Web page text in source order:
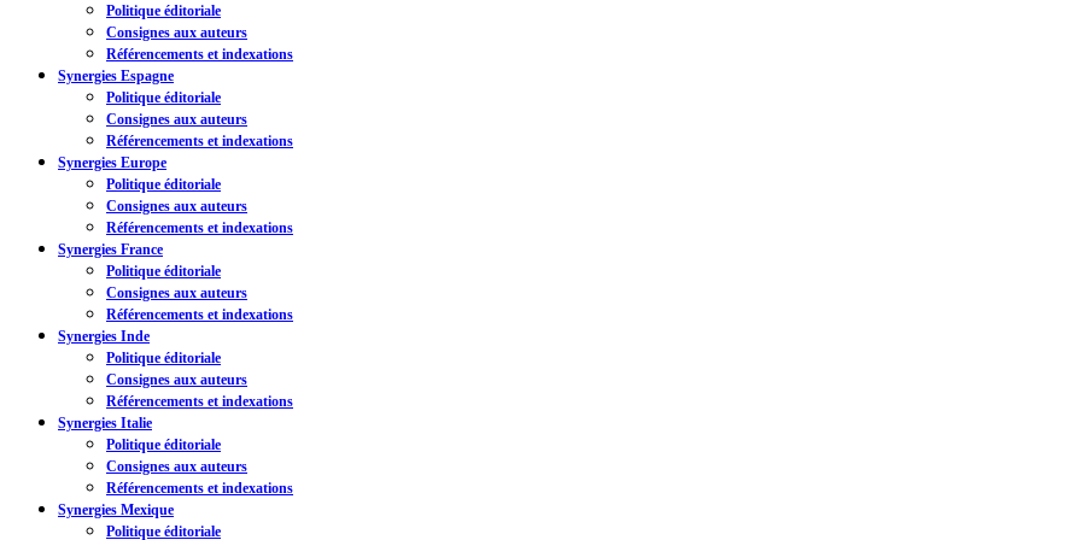
Politique éditoriale
Consignes aux auteurs
Référencements et indexations
Synergies Espagne
Politique éditoriale
Consignes aux auteurs
Référencements et indexations
Synergies Europe
Politique éditoriale
Consignes aux auteurs
Référencements et indexations
Synergies France
Politique éditoriale
Consignes aux auteurs
Référencements et indexations
Synergies Inde
Politique éditoriale
Consignes aux auteurs
Référencements et indexations
Synergies Italie
Politique éditoriale
Consignes aux auteurs
Référencements et indexations
Synergies Mexique
Politique éditoriale